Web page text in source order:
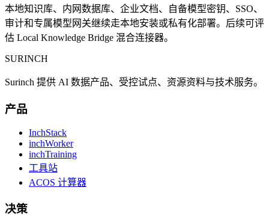
本地知识库、内网数据库、企业文档、自备模型密钥、SSO、
审计和专属模型网关继续走本地安装或私有化部署。后续可评
估 Local Knowledge Bridge 混合连接器。
SURINCH
Surinch 提供 AI 数据产品、受控试点、资源资料与技术服务。
产品
InchStack
inchWorker
inchTraining
工具站
ACOS 计算器
决策